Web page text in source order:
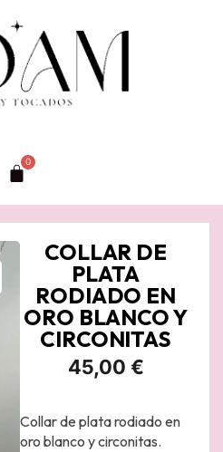
0
Carrito
COLLAR DE
PLATA
RODIADO EN
ORO BLANCO Y
CIRCONITAS
45,00 €
Collar de plata rodiado en
oro blanco y circonitas.